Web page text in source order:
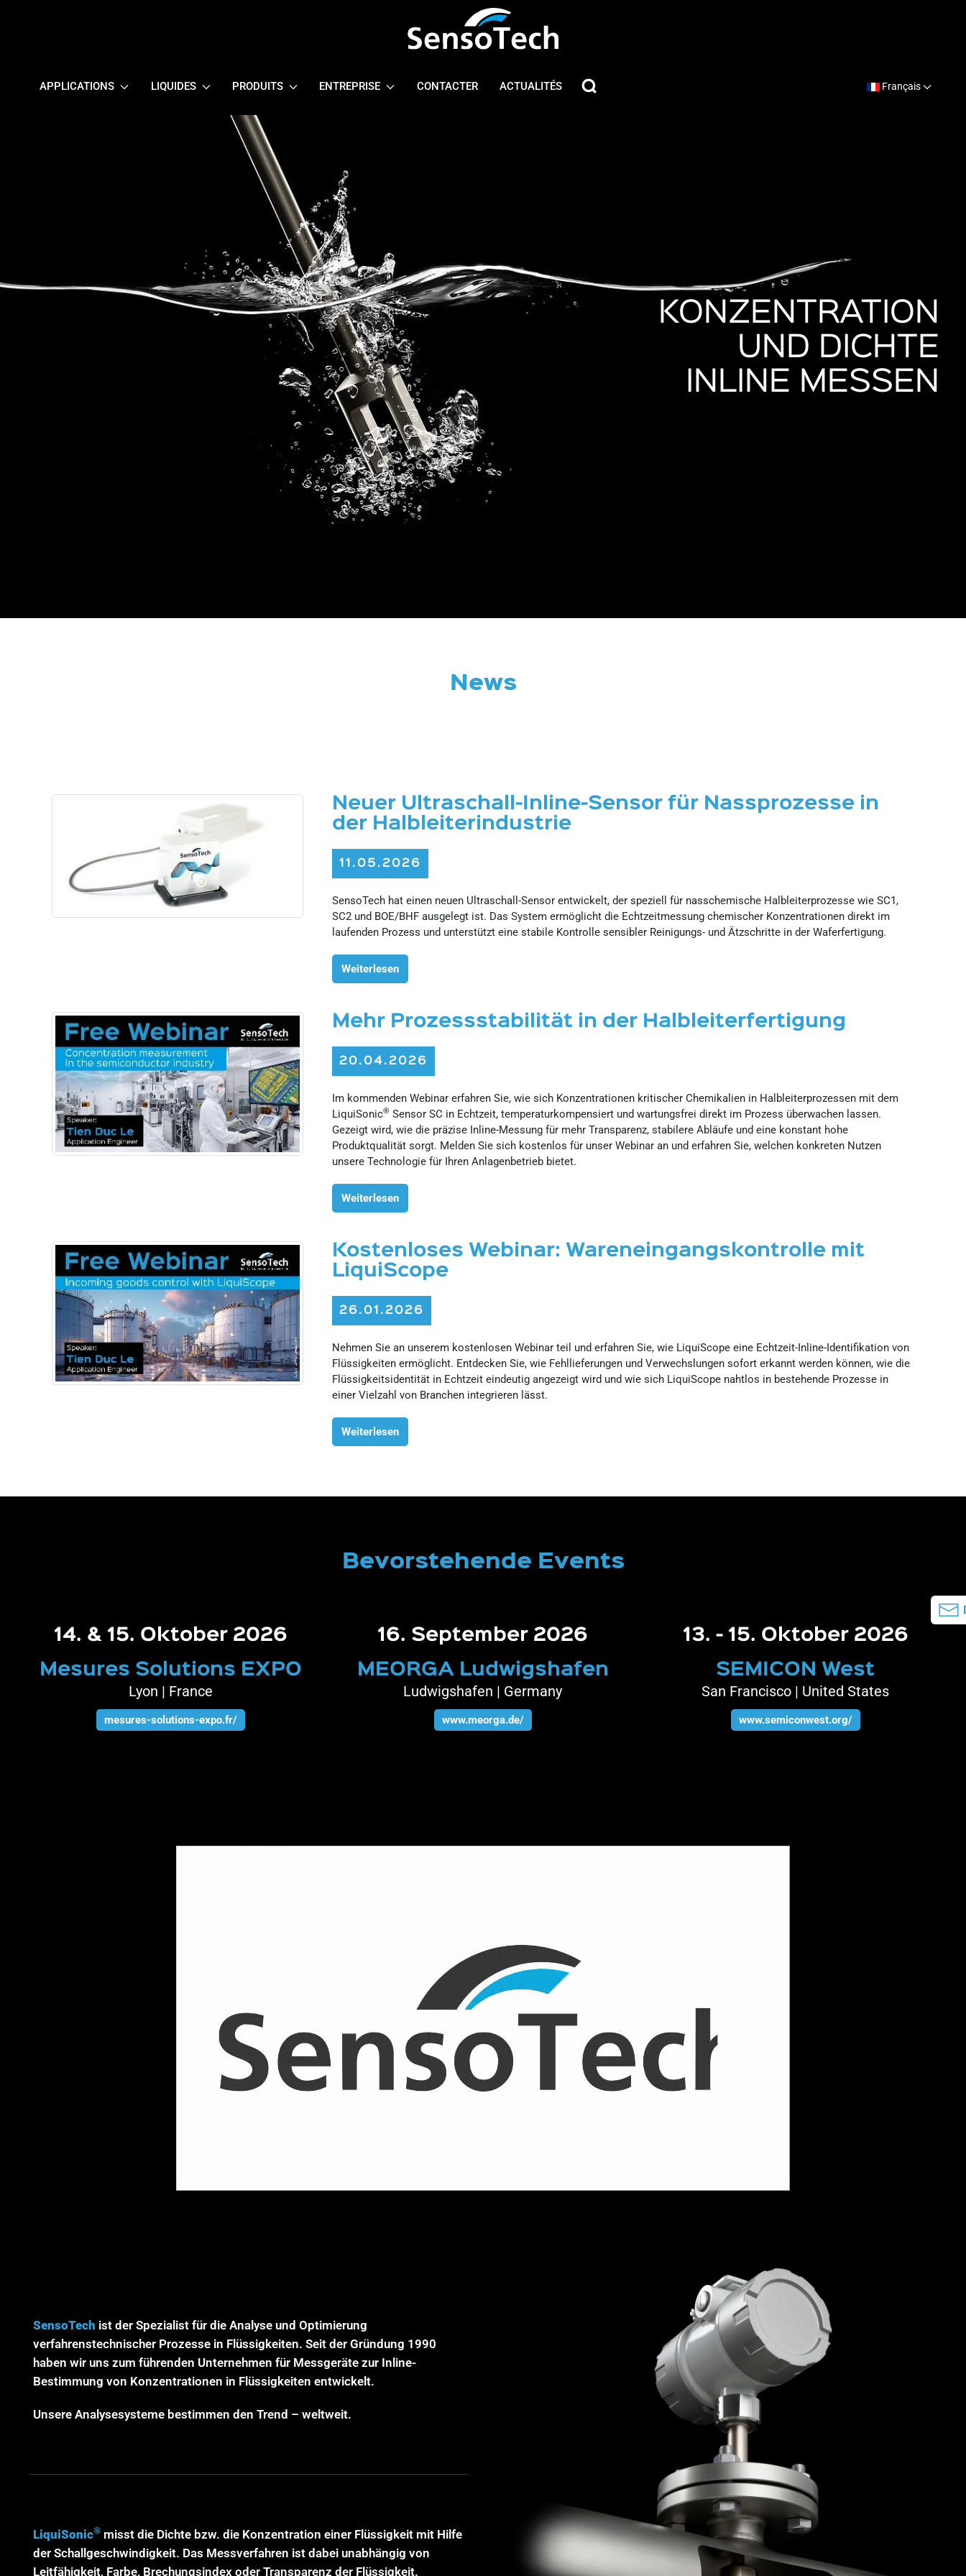
APPLICATIONS LIQUIDES PRODUITS ENTREPRISE CONTACTER ACTUALITÉS Français
KONZENTRATION
UND DICHTE
INLINE MESSEN
News
Neuer Ultraschall-Inline-Sensor für Nassprozesse in
der Halbleiterindustrie
11.05.2026
SensoTech hat einen neuen Ultraschall-Sensor entwickelt, der speziell für nasschemische Halbleiterprozesse wie SC1,
SC2 und BOE/BHF ausgelegt ist. Das System ermöglicht die Echtzeitmessung chemischer Konzentrationen direkt im
laufenden Prozess und unterstützt eine stabile Kontrolle sensibler Reinigungs- und Ätzschritte in der Waferfertigung.
Weiterlesen
Mehr Prozessstabilität in der Halbleiterfertigung
20.04.2026
Im kommenden Webinar erfahren Sie, wie sich Konzentrationen kritischer Chemikalien in Halbleiterprozessen mit dem
LiquiSonic® Sensor SC in Echtzeit, temperaturkompensiert und wartungsfrei direkt im Prozess überwachen lassen.
Gezeigt wird, wie die präzise Inline-Messung für mehr Transparenz, stabilere Abläufe und eine konstant hohe
Produktqualität sorgt. Melden Sie sich kostenlos für unser Webinar an und erfahren Sie, welchen konkreten Nutzen
unsere Technologie für Ihren Anlagenbetrieb bietet.
Weiterlesen
Kostenloses Webinar: Wareneingangskontrolle mit
LiquiScope
26.01.2026
Nehmen Sie an unserem kostenlosen Webinar teil und erfahren Sie, wie LiquiScope eine Echtzeit-Inline-Identifikation von
Flüssigkeiten ermöglicht. Entdecken Sie, wie Fehllieferungen und Verwechslungen sofort erkannt werden können, wie die
Flüssigkeitsidentität in Echtzeit eindeutig angezeigt wird und wie sich LiquiScope nahtlos in bestehende Prozesse in
einer Vielzahl von Branchen integrieren lässt.
Weiterlesen
Bevorstehende Events
14. & 15. Oktober 2026
Mesures Solutions EXPO
Lyon | France
mesures-solutions-expo.fr/
16. September 2026
MEORGA Ludwigshafen
Ludwigshafen | Germany
www.meorga.de/
13. - 15. Oktober 2026
SEMICON West
San Francisco | United States
www.semiconwest.org/
SensoTech ist der Spezialist für die Analyse und Optimierung
verfahrenstechnischer Prozesse in Flüssigkeiten. Seit der Gründung 1990
haben wir uns zum führenden Unternehmen für Messgeräte zur Inline-
Bestimmung von Konzentrationen in Flüssigkeiten entwickelt.
Unsere Analysesysteme bestimmen den Trend – weltweit.
LiquiSonic® misst die Dichte bzw. die Konzentration einer Flüssigkeit mit Hilfe
der Schallgeschwindigkeit. Das Messverfahren ist dabei unabhängig von
Leitfähigkeit, Farbe, Brechungsindex oder Transparenz der Flüssigkeit.